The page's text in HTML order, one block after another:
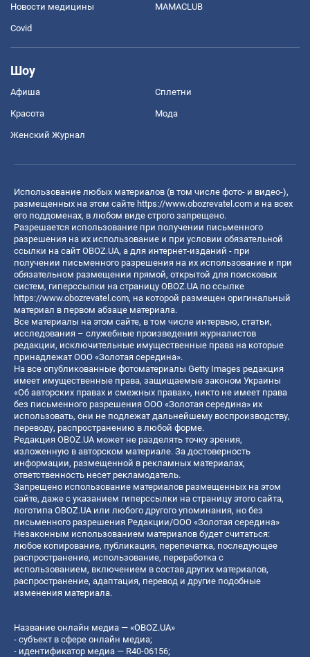
Новости медицины MAMACLUB
Covid
Шоу
Афиша Сплетни
Красота Мода
Женский Журнал
Использование любых материалов (в том числе фото- и видео-),
размещенных на этом сайте https://www.obozrevatel.com и на всех
его поддоменах, в любом виде строго запрещено.
Разрешается использование при получении письменного
разрешения на их использование и при условии обязательной
ссылки на сайт OBOZ.UA, а для интернет-изданий - при
получении письменного разрешения на их использование и при
обязательном размещении прямой, открытой для поисковых
систем, гиперссылки на страницу OBOZ.UA по ссылке
https://www.obozrevatel.com, на которой размещен оригинальный
материал в первом абзаце материала.
Все материалы на этом сайте, в том числе интервью, статьи,
исследования – служебные произведения журналистов
редакции, исключительные имущественные права на которые
принадлежат ООО «Золотая середина».
На все опубликованные фотоматериалы Getty Images редакция
имеет имущественные права, защищаемые законом Украины
«Об авторских правах и смежных правах», никто не имеет права
без письменного разрешения ООО «Золотая середина» их
использовать, они не подлежат дальнейшему воспроизводству,
переводу, распространению в любой форме.
Редакция OBOZ.UA может не разделять точку зрения,
изложенную в авторском материале. За достоверность
информации, размещенной в рекламных материалах,
ответственность несет рекламодатель.
Запрещено использование материалов размещенных на этом
сайте, даже с указанием гиперссылки на страницу этого сайта,
логотипа OBOZ.UA или любого другого упоминания, но без
письменного разрешения Редакции/ООО «Золотая середина»
Незаконным использованием материалов будет считаться:
любое копирование, публикация, перепечатка, последующее
распространение, использование, переработка с
использованием, включением в состав других материалов,
распространение, адаптация, перевод и другие подобные
изменения материала.
Название онлайн медиа — «OBOZ.UA»
- субъект в сфере онлайн медиа;
- идентификатор медиа — R40-06156;